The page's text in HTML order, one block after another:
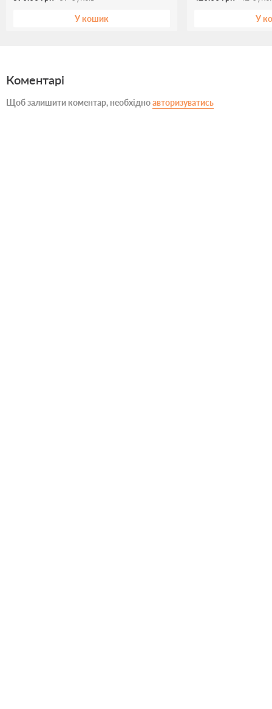
У кошик У
Коментарі
Щоб залишити коментар, необхідноавторизуватись